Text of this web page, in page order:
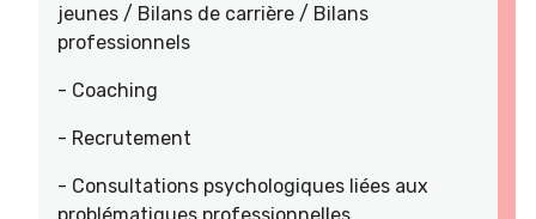
jeunes / Bilans de carrière / Bilans
professionnels
- Coaching
- Recrutement
- Consultations psychologiques liées aux
problématiques professionnelles